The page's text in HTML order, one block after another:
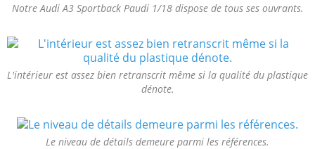
Notre Audi A3 Sportback Paudi 1/18 dispose de tous ses ouvrants.
L'intérieur est assez bien retranscrit même si la qualité du plastique
dénote.
Le niveau de détails demeure parmi les références.